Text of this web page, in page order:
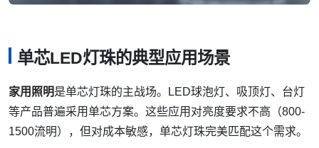
单芯LED灯珠的典型应用场景
家用照明是单芯灯珠的主战场。LED球泡灯、吸顶灯、台灯
等产品普遍采用单芯方案。这些应用对亮度要求不高（800-
1500流明），但对成本敏感，单芯灯珠完美匹配这个需求。